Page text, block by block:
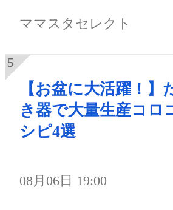
ママスタセレクト
【お盆に大活躍！】
き器で大量生産コロ
シピ4選
08月06日 19:00